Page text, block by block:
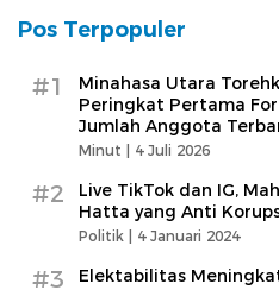
Pos Terpopuler
#1
Minahasa Utara
Peringkat Pertama
Jumlah Anggota
Minut | 4 Juli 2026
#2
Live TikTok dan IG,
Hatta yang Anti
Politik | 4 Januari 2024
#3
Elektabilitas